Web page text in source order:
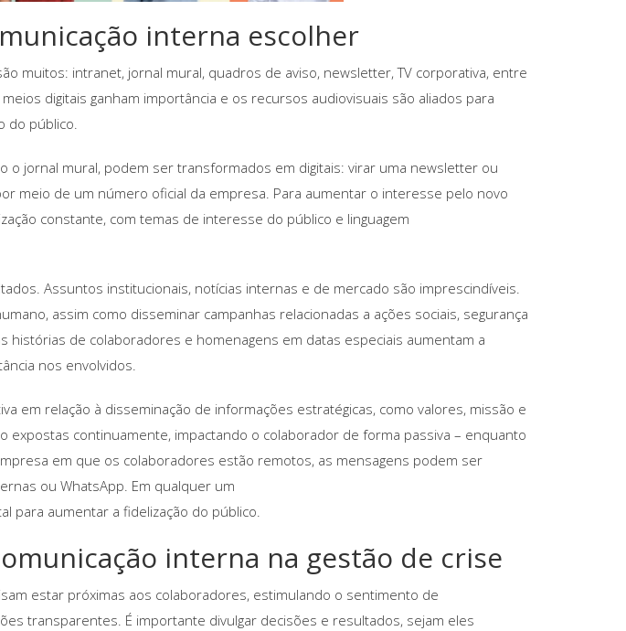
interna escolher
muitos: intranet, jornal mural, quadros de aviso, newsletter, TV corporativa, entre
digitais ganham importância e os recursos audiovisuais são aliados para
do público.
o jornal mural, podem ser transformados em digitais: virar uma newsletter ou
meio de um número oficial da empresa. Para aumentar o interesse pelo novo
constante, com temas de interesse do público e linguagem
Assuntos institucionais, notícias internas e de mercado são imprescindíveis.
assim como disseminar campanhas relacionadas a ações sociais, segurança
histórias de colaboradores e homenagens em datas especiais aumentam a
nos envolvidos.
em relação à disseminação de informações estratégicas, como valores, missão e
expostas continuamente, impactando o colaborador de forma passiva – enquanto
em que os colaboradores estão remotos, as mensagens podem ser
ou WhatsApp. Em qualquer um
para aumentar a fidelização do público.
interna na gestão de crise
estar próximas aos colaboradores, estimulando o sentimento de
transparentes. É importante divulgar decisões e resultados, sejam eles